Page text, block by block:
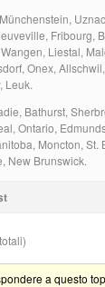
Fribourg,
Liestal,
Onex,
Leuk.
Bathurst,
Ontario,
Moncton, St.
New Brunswick.
a questo